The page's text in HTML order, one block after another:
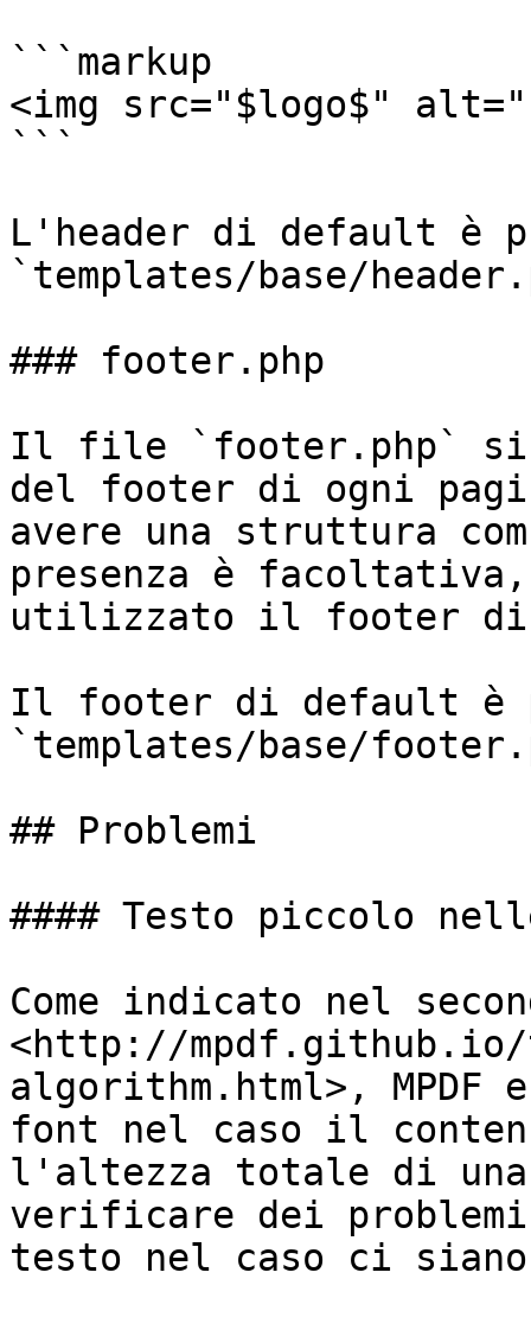
```markup
<img src="$logo$"
```
L'header di default è
`templates/base/
### footer.php
Il file `footer.php` si
del footer di ogni
avere una struttura
presenza è
utilizzato il footer
Il footer di default è
`templates/base/
## Problemi
#### Testo piccolo
Come indicato nel
<http://
algorithm.html>,
font nel caso il
l'altezza totale di una
verificare dei
testo nel caso ci